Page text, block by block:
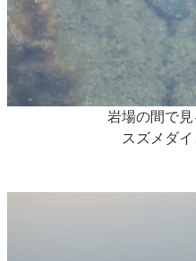
岩場の間で
スズメダ